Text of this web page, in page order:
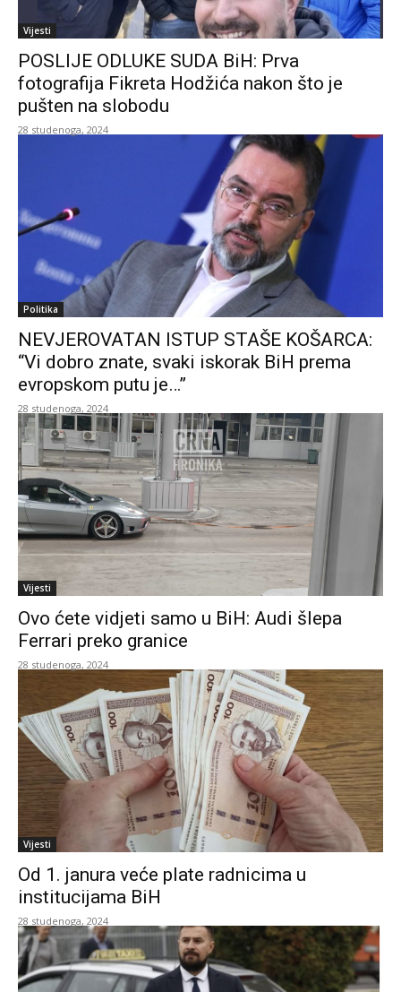
Vijesti
POSLIJE ODLUKE SUDA BiH: Prva
fotografija Fikreta Hodžića nakon što je
pušten na slobodu
28 studenoga, 2024
Politika
NEVJEROVATAN ISTUP STAŠE KOŠARCA:
“Vi dobro znate, svaki iskorak BiH prema
evropskom putu je…”
28 studenoga, 2024
Vijesti
Ovo ćete vidjeti samo u BiH: Audi šlepa
Ferrari preko granice
28 studenoga, 2024
Vijesti
Od 1. janura veće plate radnicima u
institucijama BiH
28 studenoga, 2024